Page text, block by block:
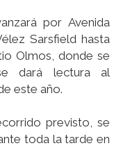
por Avenida
Sarsfield hasta
Olmos, donde se
dará lectura al
este año.
previsto, se
toda la tarde en